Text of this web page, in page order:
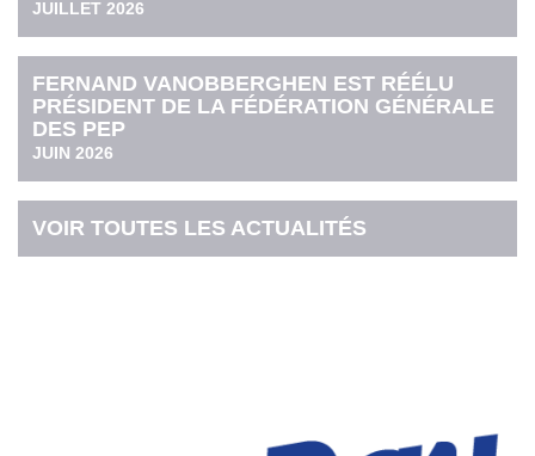
JUILLET 2026
FERNAND VANOBBERGHEN EST RÉÉLU
PRÉSIDENT DE LA FÉDÉRATION GÉNÉRALE
DES PEP
JUIN 2026
VOIR TOUTES LES ACTUALITÉS